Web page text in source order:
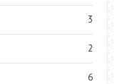
3
2
6